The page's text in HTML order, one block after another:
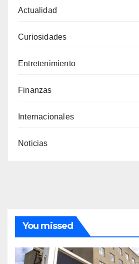
Actualidad
Curiosidades
Entretenimiento
Finanzas
Internacionales
Noticias
You missed